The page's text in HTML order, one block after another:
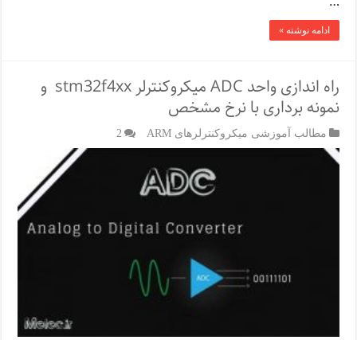
ادامه نوشته »
راه اندازی واحد ADC میکروکنترلر stm32f4xx و
نمونه برداری با نرخ مشخص
مطالب آموزشی میکروکنترلرهای ARM 2